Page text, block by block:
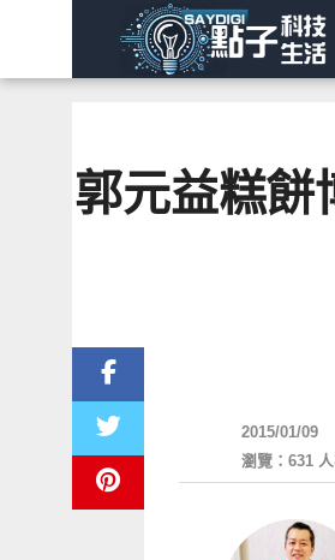
郭元益糕餅
2015/01/09
瀏覽：631